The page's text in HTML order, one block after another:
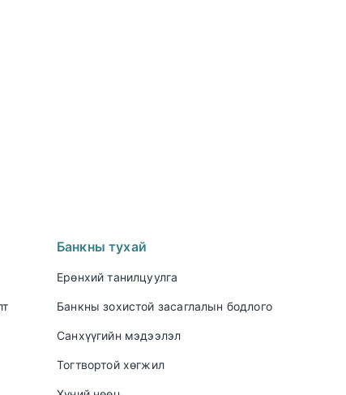
Банкны тухай
Ерөнхий танилцуулга
Банкны зохистой засаглалын бодлого
Санхүүгийн мэдээлэл
Тогтвортой хөгжил